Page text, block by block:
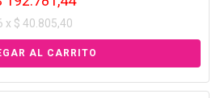
x $ 40.805,40